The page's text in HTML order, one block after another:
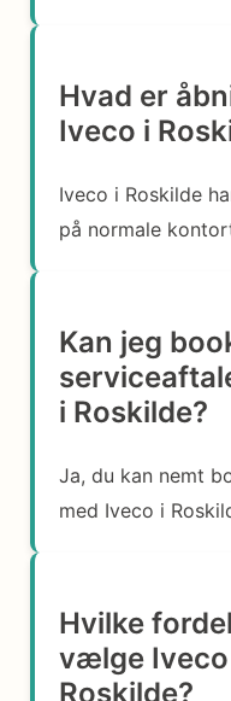
Hvad er
Iveco i
Iveco i Roskilde
på normale
Kan jeg
i Roskilde?
Ja, du kan nemt
med Iveco i
Hvilke
vælge
Roskilde?